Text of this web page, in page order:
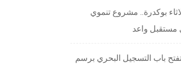
بوكدرة.. مشروع تنموي
مستقبل واعد
باب التسجيل البحري برسم